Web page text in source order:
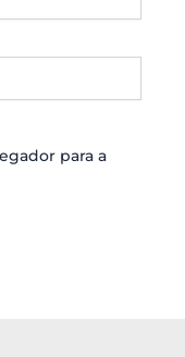
para a